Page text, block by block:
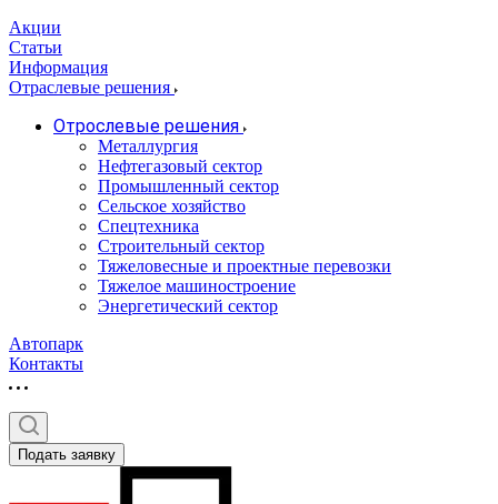
Акции
Статьи
Информация
Отраслевые решения
Отрослевые решения
Металлургия
Нефтегазовый сектор
Промышленный сектор
Сельское хозяйство
Спецтехника
Строительный сектор
Тяжеловесные и проектные перевозки
Тяжелое машиностроение
Энергетический сектор
Автопарк
Контакты
Подать заявку